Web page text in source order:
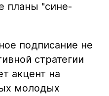
планы "сине-
подписание не
стратегии
акцент на
молодых